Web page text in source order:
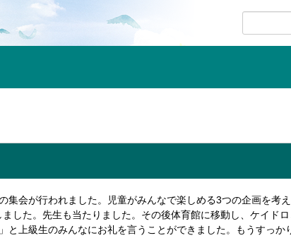
集会が行われました。児童がみんなで楽しめる3つの企画を考
した。先生も当たりました。その後体育館に移動し、ケイド
と上級生のみんなにお礼を言うことができました。もうすっか